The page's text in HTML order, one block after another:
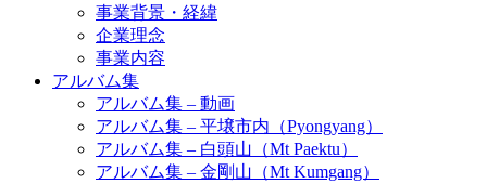
事業背景・経緯
企業理念
事業内容
アルバム集
アルバム集 – 動画
アルバム集 – 平壌市内（Pyongyang）
アルバム集 – 白頭山（Mt Paektu）
アルバム集 – 金剛山（Mt Kumgang）